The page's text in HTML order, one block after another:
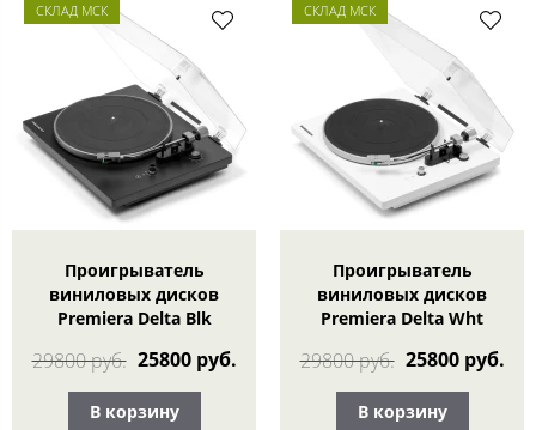
СКЛАД МСК
Проигрыватель
виниловых дисков
Premiera Delta Blk
29800 руб. 25800 руб.
В корзину
СКЛАД МСК
Проигрыватель
виниловых дисков
Premiera Delta Wht
29800 руб. 25800 руб.
В корзину